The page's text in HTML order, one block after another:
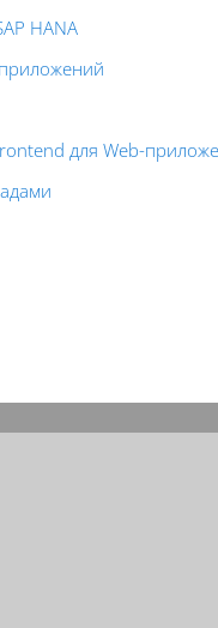
HANA
для Web-